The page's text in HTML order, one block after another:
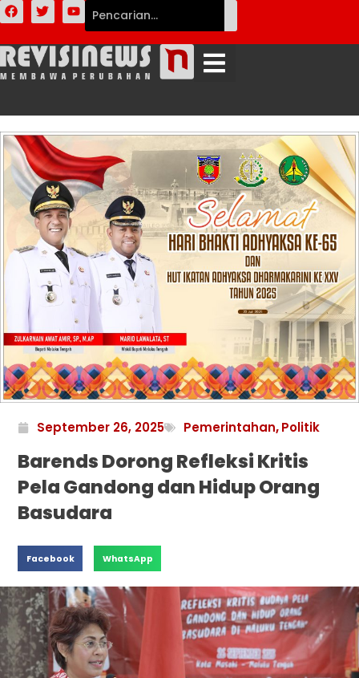
September 26, 2025 Pemerintahan,Politik
Barends Dorong Refleksi Kritis
Pela Gandong dan Hidup Orang
Basudara
Facebook WhatsApp